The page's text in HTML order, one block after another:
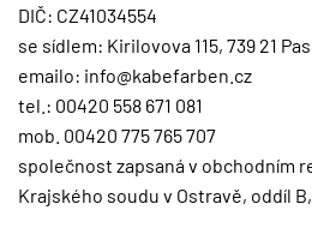
DIČ: CZ41034554
se sídlem: Kirilovova 115, 739 21
emailo: info@kabefarben.cz
tel.: 00420 558 671 081
mob. 00420 775 765 707
společnost zapsaná v obchodním
Krajského soudu v Ostravě, oddíl